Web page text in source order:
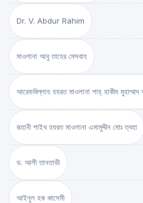
Dr. V. Abdur Rahim
মাওলানা আবু তাহের মেসবাহ
আরেফবিল্লাহ হযরত মাওলানা শাহ্ হাকীম মুহাম্মাদ
রূহানী শাইখ হযরত মাওলানা এমামুদ্দীন মোঃ ত্বহা
ড. আলী তানতাভী
আইনুল হক কাসেমী